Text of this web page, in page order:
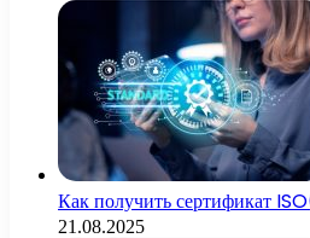
Как получить сертификат
21.08.2025